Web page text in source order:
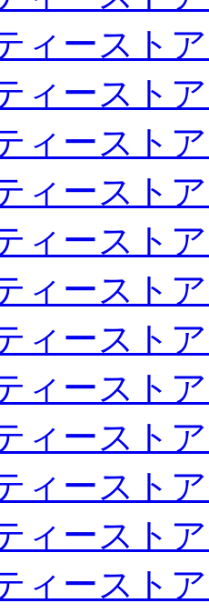
ィースト
ィースト
ィースト
ィースト
ィースト
ィースト
ィースト
ィースト
ィースト
ィースト
ィースト
ィースト